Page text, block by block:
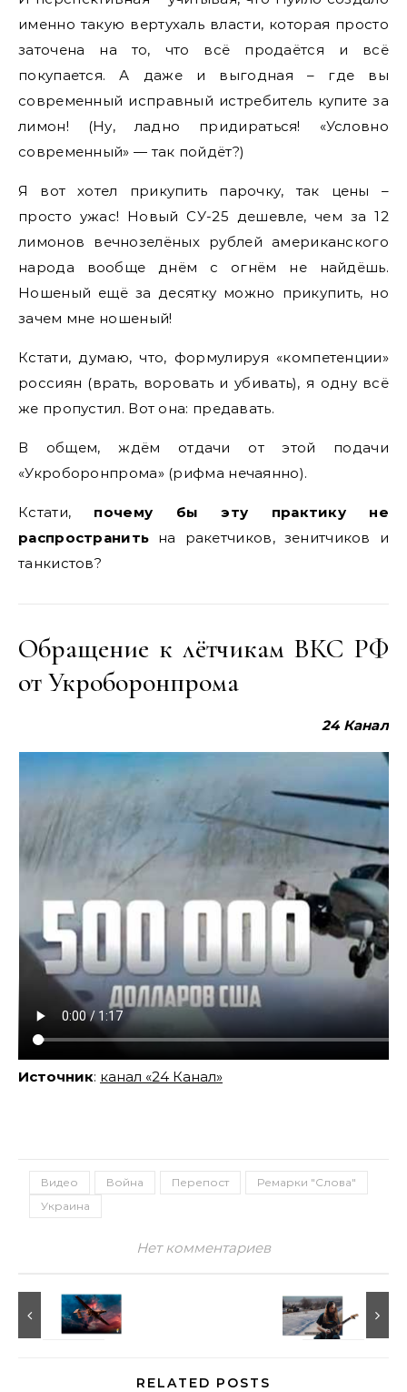
именно такую вертухаль власти, которая просто
заточена на то, что всё продаётся и всё
покупается. А даже и выгодная – где вы
современный исправный истребитель купите за
лимон! (Ну, ладно придираться! «Условно
современный» — так пойдёт?)
Я вот хотел прикупить парочку, так цены –
просто ужас! Новый СУ-25 дешевле, чем за 12
лимонов вечнозелёных рублей американского
народа вообще днём с огнём не найдёшь.
Ношеный ещё за десятку можно прикупить, но
зачем мне ношеный!
Кстати, думаю, что, формулируя «компетенции»
россиян (врать, воровать и убивать), я одну всё
же пропустил. Вот она: предавать.
В общем, ждём отдачи от этой подачи
«Укроборонпрома» (рифма нечаянно).
Кстати, почему бы эту практику не
распространить на ракетчиков, зенитчиков и
танкистов?
Обращение к лётчикам ВКС РФ
от Укроборонпрома
24 Канал
Источник: канал «24 Канал»
Видео Война Перепост
Ремарки "Слова"
Украина
Нет комментариев
RELATED POSTS